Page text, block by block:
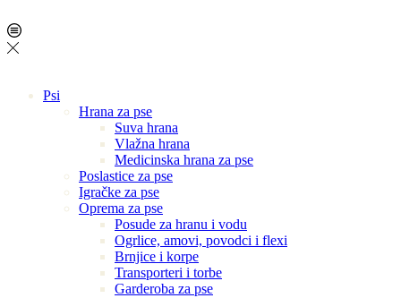
Psi
Hrana za pse
Suva hrana
Vlažna hrana
Medicinska hrana za pse
Poslastice za pse
Igračke za pse
Oprema za pse
Posude za hranu i vodu
Ogrlice, amovi, povodci i flexi
Brnjice i korpe
Transporteri i torbe
Garderoba za pse